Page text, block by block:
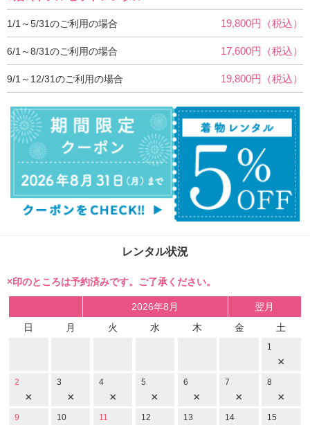
1/1～5/31のご利用の場合 19,800円（税込）
6/1～8/31のご利用の場合 17,600円（税込）
9/1～12/31のご利用の場合 19,800円（税込）
レンタル状況
×印のところは予約済みです。ご了承ください。
2026年8月
翌月
日
月 火 水 木 金 土
1
×
2
×
3
×
4
×
5
×
6
×
7
×
8
×
9 10 11 12 13 14 15